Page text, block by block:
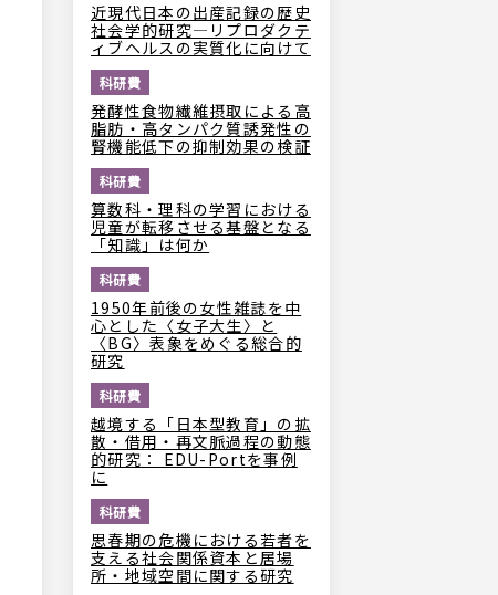
近現代日本の出産記録の歴史
社会学的研究―リプロダクテ
ィブヘルスの実質化に向けて
科研費
発酵性食物繊維摂取による高
脂肪・高タンパク質誘発性の
腎機能低下の抑制効果の検証
科研費
算数科・理科の学習における
児童が転移させる基盤となる
「知識」は何か
科研費
1950年前後の女性雑誌を中
心とした〈女子大生〉と
〈BG〉表象をめぐる総合的
研究
科研費
越境する「日本型教育」の拡
散・借用・再文脈過程の動態
的研究： EDU-Portを事例
に
科研費
思春期の危機における若者を
支える社会関係資本と居場
所・地域空間に関する研究